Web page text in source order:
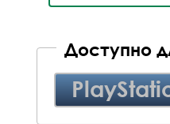
Доступно